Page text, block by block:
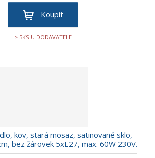
Koupit
> 5KS U DODAVATELE
kov, stará mosaz, satinované sklo,
bez žárovek 5xE27, max. 60W 230V.